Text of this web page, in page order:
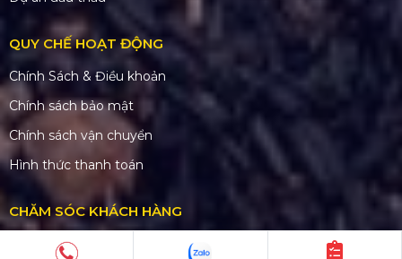
QUY CHẾ HOẠT ĐỘNG
Chính Sách & Điều khoản
Chính sách bảo mật
Chính sách vận chuyển
Hình thức thanh toán
CHĂM SÓC KHÁCH HÀNG
Quy định bảo hành